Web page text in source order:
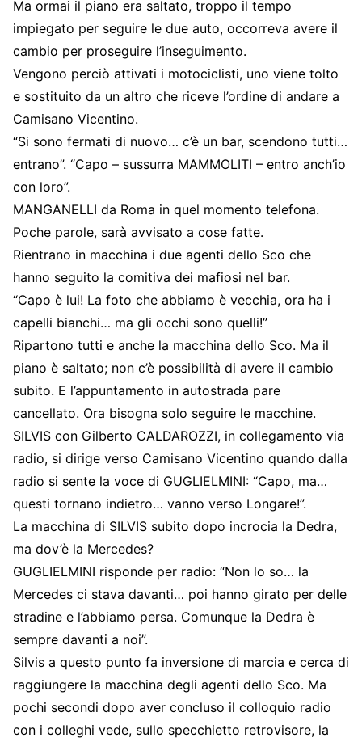
Ma ormai il piano era saltato, troppo il tempo
impiegato per seguire le due auto, occorreva avere il
cambio per proseguire l’inseguimento.
Vengono perciò attivati i motociclisti, uno viene tolto
e sostituito da un altro che riceve l’ordine di andare a
Camisano Vicentino.
“Si sono fermati di nuovo… c’è un bar, scendono tutti…
entrano”. “Capo – sussurra MAMMOLITI – entro anch’io
con loro”.
MANGANELLI da Roma in quel momento telefona.
Poche parole, sarà avvisato a cose fatte.
Rientrano in macchina i due agenti dello Sco che
hanno seguito la comitiva dei mafiosi nel bar.
“Capo è lui! La foto che abbiamo è vecchia, ora ha i
capelli bianchi… ma gli occhi sono quelli!”
Ripartono tutti e anche la macchina dello Sco. Ma il
piano è saltato; non c’è possibilità di avere il cambio
subito. E l’appuntamento in autostrada pare
cancellato. Ora bisogna solo seguire le macchine.
SILVIS con Gilberto CALDAROZZI, in collegamento via
radio, si dirige verso Camisano Vicentino quando dalla
radio si sente la voce di GUGLIELMINI: “Capo, ma…
questi tornano indietro… vanno verso Longare!”.
La macchina di SILVIS subito dopo incrocia la Dedra,
ma dov’è la Mercedes?
GUGLIELMINI risponde per radio: “Non lo so… la
Mercedes ci stava davanti… poi hanno girato per delle
stradine e l’abbiamo persa. Comunque la Dedra è
sempre davanti a noi”.
Silvis a questo punto fa inversione di marcia e cerca di
raggiungere la macchina degli agenti dello Sco. Ma
pochi secondi dopo aver concluso il colloquio radio
con i colleghi vede, sullo specchietto retrovisore, la